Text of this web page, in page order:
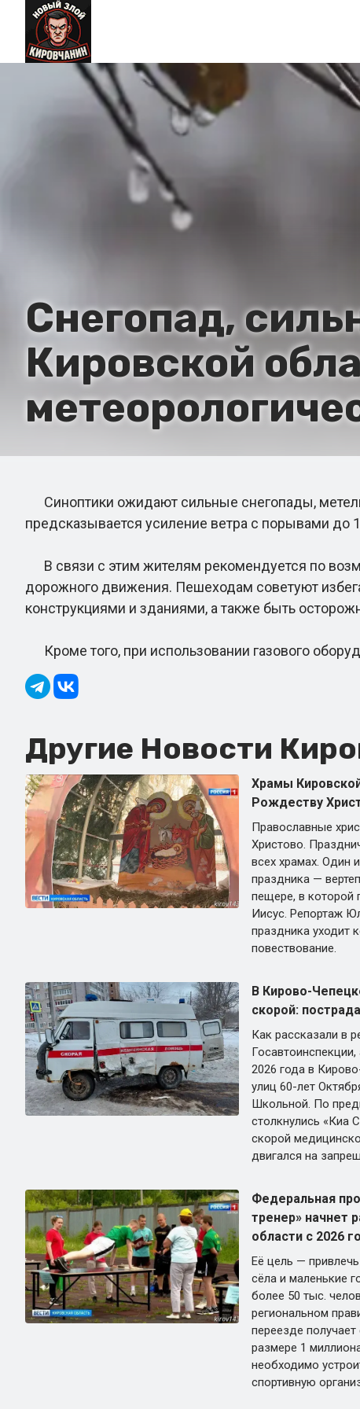
Снегопад,
Кировской
Синоптики ожидают сильные снегопады,
предсказывается усиление ветра с порывами до
В связи с этим жителям рекомендуется по
дорожного движения. Пешеходам советуют
конструкциями и зданиями, а также быть
Кроме того, при использовании газового
Другие Новости
Храмы
Рождеству
Православные
Христово.
всех храмах. Один
праздника —
пещере, в которой
Иисус. Репортаж
праздника уходит
повествование.
В Кирово-
скорой:
Как рассказали в
2026 года в
улиц 60-лет
Школьной. По
столкнулись «Киа
скорой
двигался на
Федеральная
тренер» начнет
области с 2026
Её цель —
сёла и маленькие
более 50 тыс.
региональном
переезде
размере 1
необходимо
спортивную